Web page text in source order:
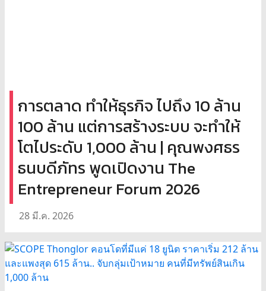
การตลาด ทำให้ธุรกิจ ไปถึง 10 ล้าน
100 ล้าน แต่การสร้างระบบ จะทำให้
โตไประดับ 1,000 ล้าน | คุณพงศธร
ธนบดีภัทร พูดเปิดงาน The
Entrepreneur Forum 2026
28 มี.ค. 2026